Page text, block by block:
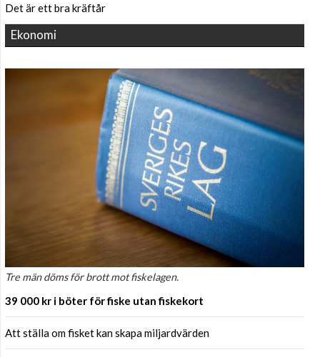
Det är ett bra kräftår
Ekonomi
Tre män döms för brott mot fiskelagen.
39 000 kr i böter för fiske utan fiskekort
Att ställa om fisket kan skapa miljardvärden